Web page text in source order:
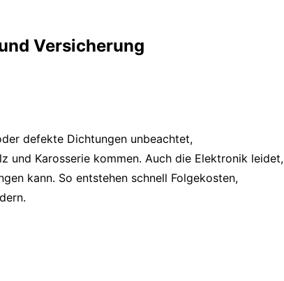
Versicherung
defekte Dichtungen unbeachtet,
und Karosserie kommen. Auch die Elektronik leidet,
kann. So entstehen schnell Folgekosten,